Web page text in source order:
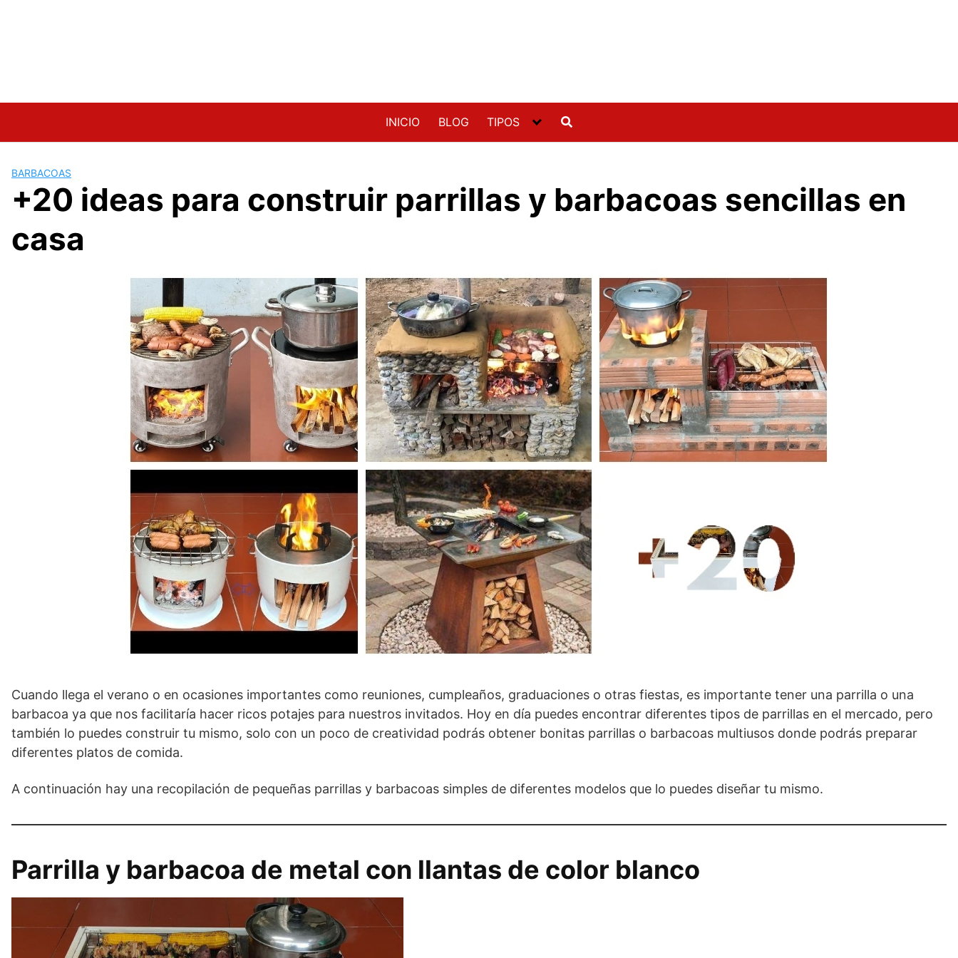
INICIO BLOG TIPOS
BARBACOAS
+20 ideas para construir parrillas y barbacoas sencillas en
casa
Cuando llega el verano o en ocasiones importantes como reuniones, cumpleaños, graduaciones o otras fiestas, es importante tener una parrilla o una
barbacoa ya que nos facilitaría hacer ricos potajes para nuestros invitados. Hoy en día puedes encontrar diferentes tipos de parrillas en el mercado, pero
también lo puedes construir tu mismo, solo con un poco de creatividad podrás obtener bonitas parrillas o barbacoas multiusos donde podrás preparar
diferentes platos de comida.
A continuación hay una recopilación de pequeñas parrillas y barbacoas simples de diferentes modelos que lo puedes diseñar tu mismo.
Parrilla y barbacoa de metal con llantas de color blanco